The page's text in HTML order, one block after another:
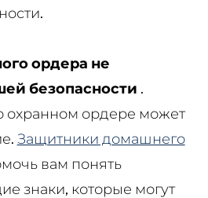
ордера не
безопасности .
охранном ордере может
Защитники домашнего
вам понять
знаки, которые могут